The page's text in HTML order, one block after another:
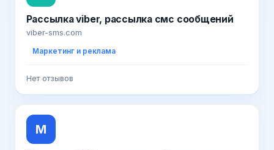
Рассылка viber, рассылка смс сообщений
viber-sms.com
Маркетинг и реклама
Нет отзывов
М